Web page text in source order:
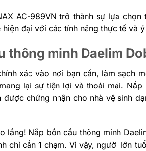
AC-989VN trở thành sự lựa
đại với các tính năng thực tế và
thông minh Daelim
xác vào nơi bạn cần, làm sạch
lại sự tiện lợi và thoải mái.
được chứng nhận cho nhà vệ sinh
lắng! Nắp bồn cầu thông minh
chỉ cần 1 chạm. Vì vậy, người lớn